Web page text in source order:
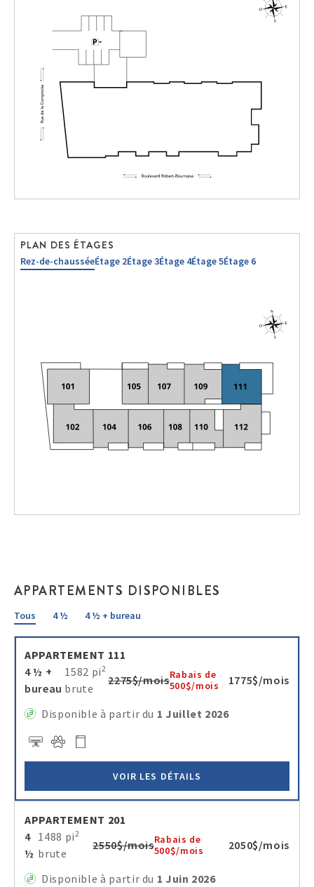
PLAN DES ÉTAGES
Rez-de-chausséeÉtage 2Étage 3Étage 4Étage 5Étage 6
APPARTEMENTS DISPONIBLES
Tous 4 ½ 4 ½ + bureau
APPARTEMENT 111
4 ½ +
bureau
1582 pi2
brute
2275$/moisRabais de
500$/mois
1775$/mois
Disponible à partir du 1 Juillet 2026
VOIR LES DÉTAILS
APPARTEMENT 201
4
½
1488 pi2
brute
2550$/moisRabais de
500$/mois
2050$/mois
Disponible à partir du 1 Juin 2026